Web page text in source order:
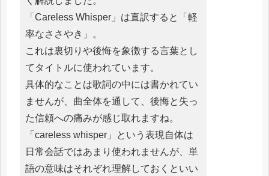
「Careless Whisper」は直訳すると「軽
率なささやき」。
これは裏切りや後悔を象徴する言葉とし
てタイトルに使われています。
具体的なことは歌詞の中には書かれてい
ませんが、曲全体を通して、後悔と失っ
た信頼への痛みが感じ取れますね。
「careless whisper」という表現自体は
日常会話ではあまり使われませんが、単
語の意味はそれぞれ理解しておくといい